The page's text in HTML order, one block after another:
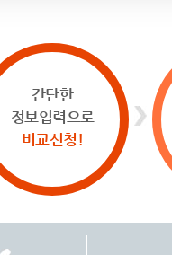
간단한
정보입력으로
비교신청!